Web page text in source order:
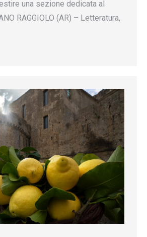
una sezione dedicata al
RAGGIOLO (AR) – Letteratura,